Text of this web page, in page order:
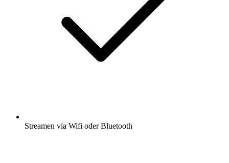
Streamen via Wifi oder Bluetooth